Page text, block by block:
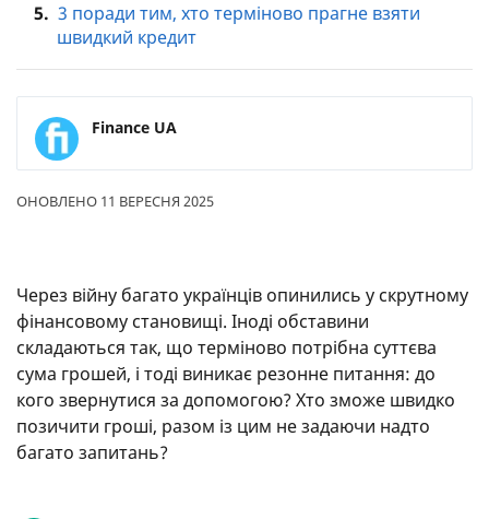
5. 3 поради тим, хто терміново прагне взяти
швидкий кредит
Finance UA
ОНОВЛЕНО 11 ВЕРЕСНЯ 2025
Через війну багато українців опинились у скрутному
фінансовому становищі. Іноді обставини
складаються так, що терміново потрібна суттєва
сума грошей, і тоді виникає резонне питання: до
кого звернутися за допомогою? Хто зможе швидко
позичити гроші, разом із цим не задаючи надто
багато запитань?